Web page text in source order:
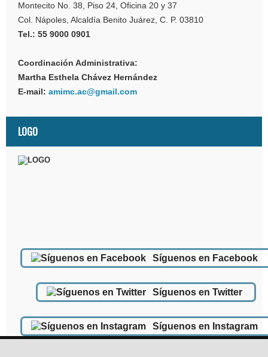
Montecito No. 38, Piso 24, Oficina 20 y 37
Col. Nápoles, Alcaldía Benito Juárez, C. P. 03810
Tel.: 55 9000 0901
Coordinación Administrativa:
Martha Esthela Chávez Hernández
E-mail: amimc.ac@gmail.com
LOGO
Síguenos en Facebook
Síguenos en Twitter
Síguenos en Instagram